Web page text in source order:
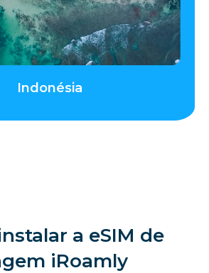
Indonésia
a eSIM de
iRoamly